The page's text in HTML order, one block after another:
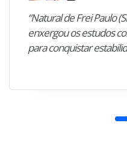
“Natural de Frei Paulo
enxergou os estudos
para conquistar